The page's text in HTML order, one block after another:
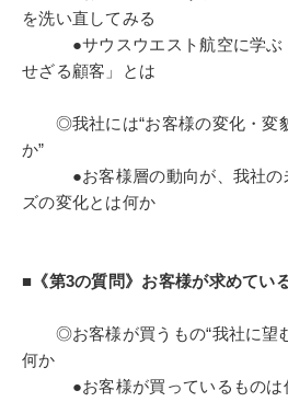
を洗い直してみる
●サウスウエスト航空に学ぶ
せざる顧客」とは
◎我社には“お客様の変化・変
か”
●お客様層の動向が、我社の
ズの変化とは何か
■《第3の質問》お客様が求めてい
◎お客様が買うもの“我社に望
何か
●お客様が買っているものは